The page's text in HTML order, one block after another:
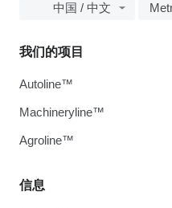
中国 / 中文
信息
我们的项目
Autoline™
Machineryline™
Agroline™